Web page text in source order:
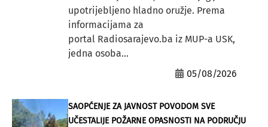
upotrijebljeno hladno oružje. Prema
informacijama za
portal Radiosarajevo.ba iz MUP-a USK,
jedna osoba...
05/08/2026
SAOPĆENJE ZA JAVNOST POVODOM SVE
UČESTALIJE POŽARNE OPASNOSTI NA PODRUČJU